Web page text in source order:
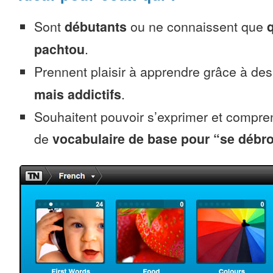
Sont débutants ou ne connaissent que
pachtou.
Prennent plaisir à apprendre grâce à
mais addictifs.
Souhaitent pouvoir s’exprimer et
de vocabulaire de base pour “se